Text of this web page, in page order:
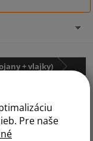
Pre naše
+ vlajky)